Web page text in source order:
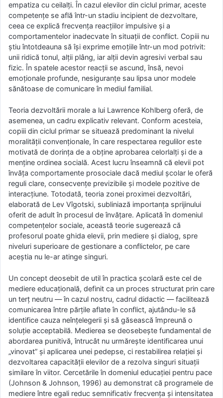
empatiza cu ceilalți. În cazul elevilor din ciclul primar, aceste
competențe se află într-un stadiu incipient de dezvoltare,
ceea ce explică frecvența reacțiilor impulsive și a
comportamentelor inadecvate în situații de conflict. Copiii nu
știu întotdeauna să își exprime emoțiile într-un mod potrivit:
unii ridică tonul, alții plâng, iar alții devin agresivi verbal sau
fizic. În spatele acestor reacții se ascund, însă, nevoi
emoționale profunde, nesiguranțe sau lipsa unor modele
sănătoase de comunicare în mediul familial.
Teoria dezvoltării morale a lui Lawrence Kohlberg oferă, de
asemenea, un cadru explicativ relevant. Conform acesteia,
copiii din ciclul primar se situează predominant la nivelul
moralității convenționale, în care respectarea regulilor este
motivată de dorința de a obține aprobarea celorlalți și de a
menține ordinea socială. Acest lucru înseamnă că elevii pot
învăța comportamente prosociale dacă mediul școlar le oferă
reguli clare, consecvențe previzibile și modele pozitive de
interacțiune. Totodată, teoria zonei proximei dezvoltări,
elaborată de Lev Vîgotski, subliniază importanța sprijinului
oferit de adult în procesul de învățare. Aplicată în domeniul
competențelor sociale, această teorie sugerează că
profesorul poate ghida elevii, prin mediere și dialog, spre
niveluri superioare de gestionare a conflictelor, pe care
aceștia nu le-ar atinge singuri.
Un concept deosebit de util în practica școlară este cel de
mediere educațională, definit ca un proces structurat prin care
un terț neutru — în cazul nostru, cadrul didactic — facilitează
comunicarea între părțile aflate în conflict, ajutându-le să
identifice cauza neînțelegerii și să găsească împreună o
soluție acceptabilă. Medierea se deosebește fundamental de
abordarea punitivă, întrucât nu urmărește identificarea unui
„vinovat” și aplicarea unei pedepse, ci restabilirea relației și
dezvoltarea capacității elevilor de a rezolva singuri situații
similare în viitor. Cercetările în domeniul educației pentru pace
(Johnson & Johnson, 1996) au demonstrat că programele de
mediere între egali reduc semnificativ frecvența și intensitatea